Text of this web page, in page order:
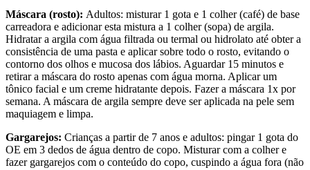
Máscara (rosto): Adultos: misturar 1 gota e 1 colher (café) de base
carreadora e adicionar esta mistura a 1 colher (sopa) de argila.
Hidratar a argila com água filtrada ou termal ou hidrolato até obter a
consistência de uma pasta e aplicar sobre todo o rosto, evitando o
contorno dos olhos e mucosa dos lábios. Aguardar 15 minutos e
retirar a máscara do rosto apenas com água morna. Aplicar um
tônico facial e um creme hidratante depois. Fazer a máscara 1x por
semana. A máscara de argila sempre deve ser aplicada na pele sem
maquiagem e limpa.
Gargarejos: Crianças a partir de 7 anos e adultos: pingar 1 gota do
OE em 3 dedos de água dentro de copo. Misturar com a colher e
fazer gargarejos com o conteúdo do copo, cuspindo a água fora (não